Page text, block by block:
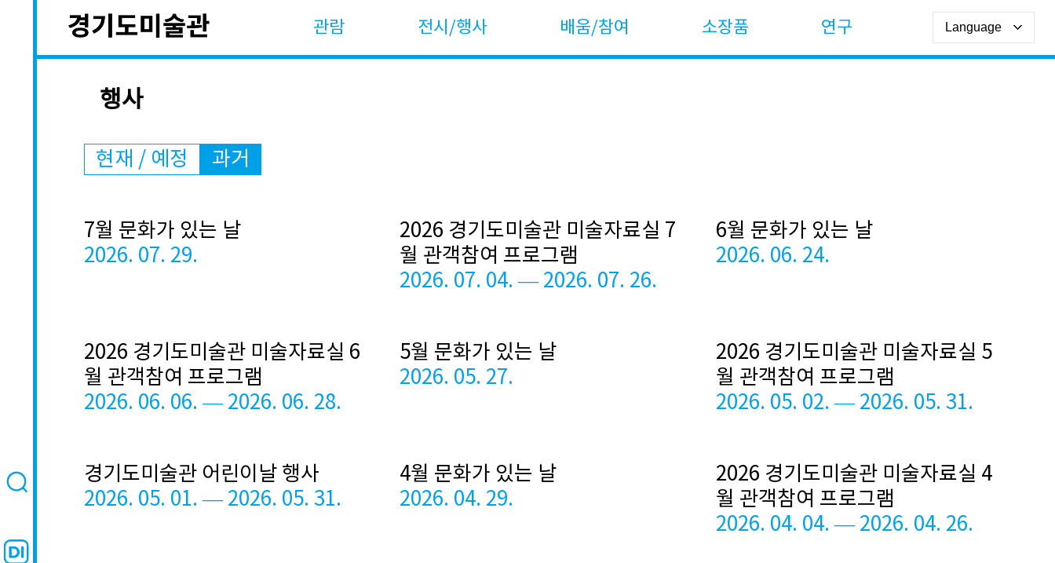
관람 전시/행사 배움/참여 소장품 연구
행사
현재 / 예정 과거
7월 문화가 있는 날
2026. 07. 29.
2026 경기도미술관 미술자료실 7
월 관객참여 프로그램
2026. 07. 04. — 2026. 07. 26.
6월 문화가 있는 날
2026. 06. 24.
2026 경기도미술관 미술자료실 6
월 관객참여 프로그램
2026. 06. 06. — 2026. 06. 28.
5월 문화가 있는 날
2026. 05. 27.
2026 경기도미술관 미술자료실 5
월 관객참여 프로그램
2026. 05. 02. — 2026. 05. 31.
경기도미술관 어린이날 행사
2026. 05. 01. — 2026. 05. 31.
4월 문화가 있는 날
2026. 04. 29.
2026 경기도미술관 미술자료실 4
월 관객참여 프로그램
2026. 04. 04. — 2026. 04. 26.